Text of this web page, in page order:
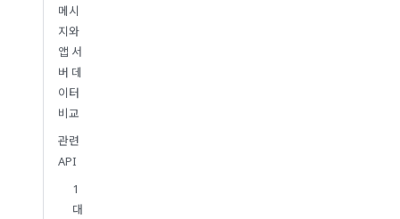
메시
지와
앱 서
버 데
이터
비교
관련
API
1
대